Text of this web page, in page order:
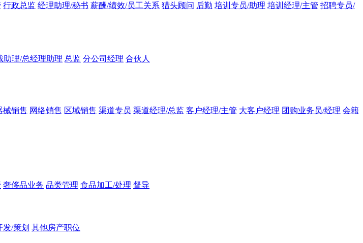
行政总监 经理助理/秘书 薪酬/绩效/员工关系 猎头顾问 后勤 培训专员/助理 培训经理/主管 招聘专员/
助理/总经理助理 总监 分公司经理 合伙人
械销售 网络销售 区域销售 渠道专员 渠道经理/总监 客户经理/主管 大客户经理 团购业务员/经理 会籍
奢侈品业务 品类管理 食品加工/处理 督导
发/策划 其他房产职位